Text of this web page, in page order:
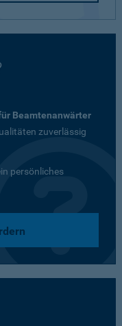
Beamtenanwärter
zuverlässig
persönliches